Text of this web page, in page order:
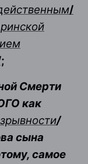
/
Смерти
как
/
сына
самое